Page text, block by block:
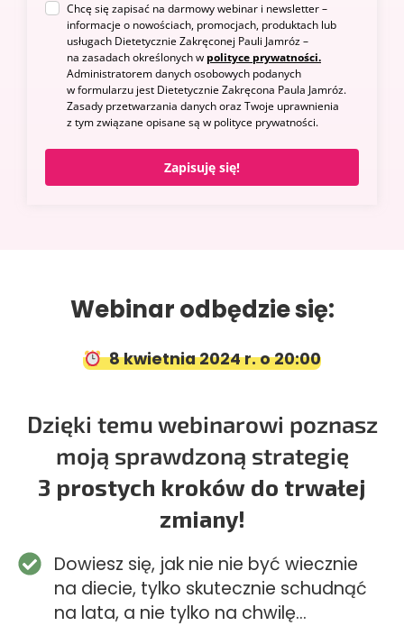
Chcę się zapisać na darmowy webinar i newsletter –
informacje o nowościach, promocjach, produktach lub
usługach Dietetycznie Zakręconej Pauli Jamróz –
na zasadach określonych w polityce prywatności.
Administratorem danych osobowych podanych
w formularzu jest Dietetycznie Zakręcona Paula Jamróz.
Zasady przetwarzania danych oraz Twoje uprawnienia
z tym związane opisane są w polityce prywatności.
Zapisuję się!
Webinar odbędzie się:
8 kwietnia 2024 r. o 20:00
Dzięki temu webinarowi poznasz
moją sprawdzoną strategię
3 prostych kroków do trwałej
zmiany!
Dowiesz się, jak nie nie być wiecznie
na diecie, tylko skutecznie schudnąć
na lata, a nie tylko na chwilę…